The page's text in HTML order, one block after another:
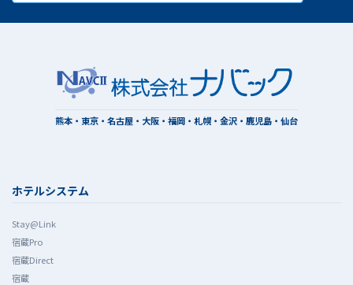
熊本・東京・名古屋・大阪・福岡・札幌・金沢・鹿児島・仙台
ホテルシステム
Stay@Link
宿蔵Pro
宿蔵Direct
宿蔵